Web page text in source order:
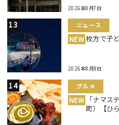
2026年8月7日
ニュース
NEW 枚方で子
2026年8月8日
グルメ
NEW
「ナマス
町）【ひ